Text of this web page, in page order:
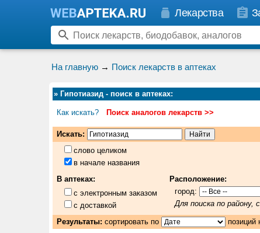
Лекарства
На главную → Поиск лекарств в аптеках
» Гипотиазид - поиск в аптеках:
Как искать? Поиск аналогов лекарств >>
Искать:
слово целиком
в начале названия
В аптеках:
с электронным заказом
с доставкой
Расположение:
город:
Для поиска по
Результаты: сортировать по позиций